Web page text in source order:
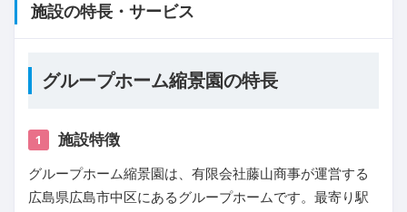
施設の特長・サービス
グループホーム縮景園の特長
1 施設特徴
グループホーム縮景園は、有限会社藤山商事が運営する
広島県広島市中区にあるグループホームです。最寄り駅